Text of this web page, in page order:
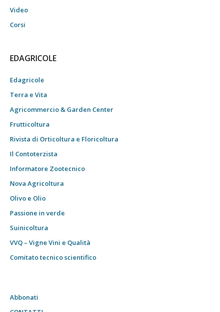
Video
Corsi
EDAGRICOLE
Edagricole
Terra e Vita
Agricommercio & Garden Center
Frutticoltura
Rivista di Orticoltura e Floricoltura
Il Contoterzista
Informatore Zootecnico
Nova Agricoltura
Olivo e Olio
Passione in verde
Suinicoltura
VVQ – Vigne Vini e Qualità
Comitato tecnico scientifico
Abbonati